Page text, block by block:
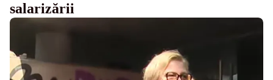
salarizării